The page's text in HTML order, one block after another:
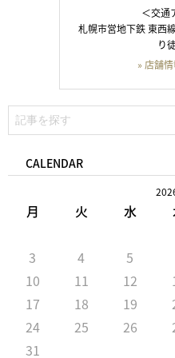
＜交通
札幌市営地下鉄 東西線
り
» 店舗
索:
CALENDAR
月 火 水
3
4 5
10
11 12
17
18 19
24
25 26
31